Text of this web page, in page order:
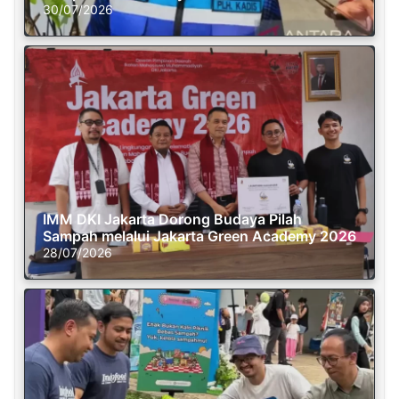
30/07/2026
IMM DKI Jakarta Dorong Budaya Pilah
Sampah melalui Jakarta Green Academy 2026
28/07/2026